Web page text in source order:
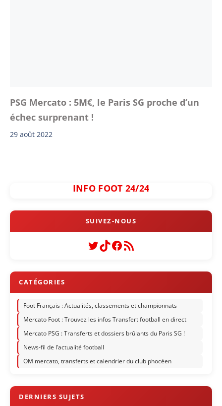
PSG Mercato : 5M€, le Paris SG proche d’un
échec surprenant !
29 août 2022
INFO FOOT 24/24
Twitter
TikTok
Facebook
Flux RSS
Foot Français : Actualités, classements et championnats
Mercato Foot : Trouvez les infos Transfert football en direct
Mercato PSG : Transferts et dossiers brûlants du Paris SG !
News-fil de l’actualité football
OM mercato, transferts et calendrier du club phocéen